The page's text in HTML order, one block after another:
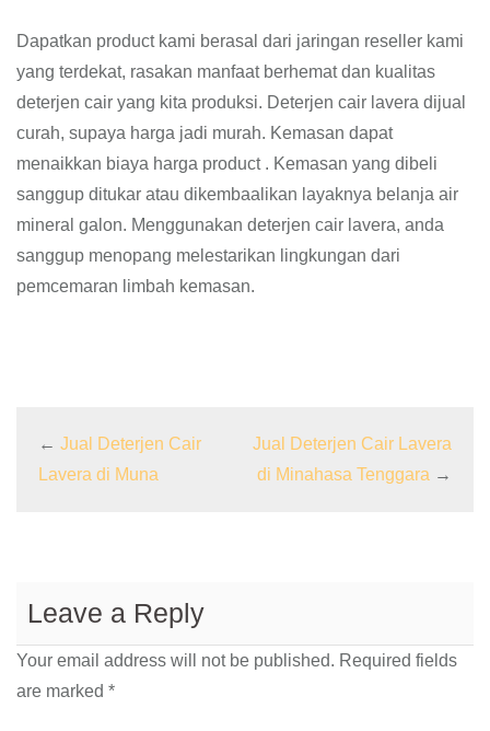
Dapatkan product kami berasal dari jaringan reseller kami
yang terdekat, rasakan manfaat berhemat dan kualitas
deterjen cair yang kita produksi. Deterjen cair lavera dijual
curah, supaya harga jadi murah. Kemasan dapat
menaikkan biaya harga product . Kemasan yang dibeli
sanggup ditukar atau dikembaalikan layaknya belanja air
mineral galon. Menggunakan deterjen cair lavera, anda
sanggup menopang melestarikan lingkungan dari
pemcemaran limbah kemasan.
← Jual Deterjen Cair
Lavera di Muna
Jual Deterjen Cair Lavera
di Minahasa Tenggara →
Leave a Reply
Your email address will not be published. Required fields
are marked *